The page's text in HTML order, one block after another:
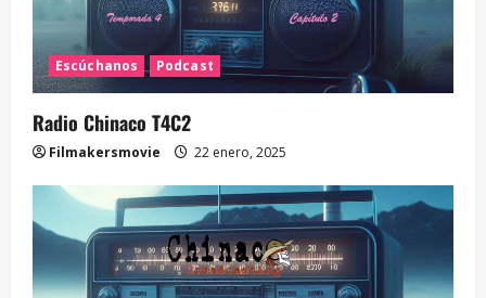
Escúchanos Podcast
Radio Chinaco T4C2
Filmakersmovie 22 enero, 2025